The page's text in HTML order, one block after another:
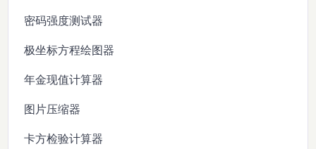
密码强度测试器
极坐标方程绘图器
年金现值计算器
图片压缩器
卡方检验计算器